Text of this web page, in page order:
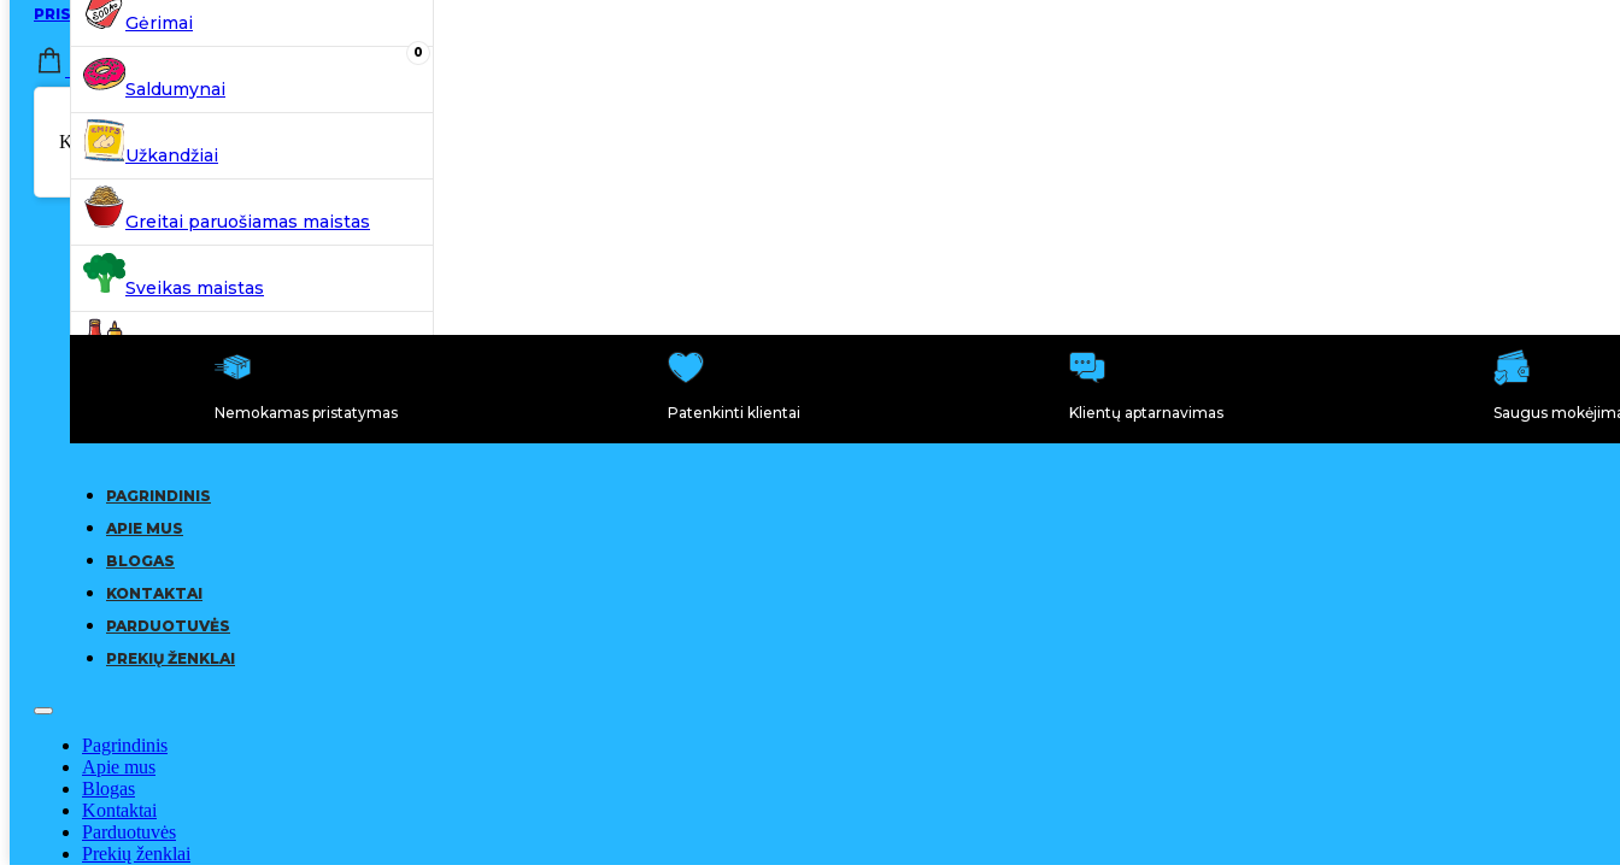
PRISIJUNGTI / REGISTRUOTIS
0,00€
Krepšelyje nėra produktų.
0
Gėrimai
Saldumynai
Užkandžiai
Greitai paruošiamas maistas
Sveikas maistas
Kiti produktai
Nemokamas pristatymas Patenkinti klientai Klientų aptarnavimas Saugus
PAGRINDINIS
APIE MUS
BLOGAS
KONTAKTAI
PARDUOTUVĖS
PREKIŲ ŽENKLAI
Pagrindinis
Apie mus
Blogas
Kontaktai
Parduotuvės
Prekių ženklai